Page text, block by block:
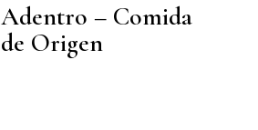
Adentro – Comida
de Origen